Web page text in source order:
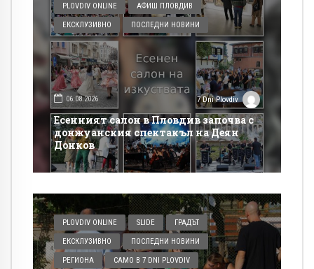
PLOVDIV ONLINE АФИШ ПЛОВДИВ
ЕКСКЛУЗИВНО ПОСЛЕДНИ НОВИНИ
06.08.2026 7 Dni Plovdiv
Есенният салон в Пловдив започва с
донжуанския спектакъл на Деян
Донков
PLOVDIV ONLINE SLIDE ГРАДЪТ
ЕКСКЛУЗИВНО ПОСЛЕДНИ НОВИНИ
РЕГИОНА САМО В 7 DNI PLOVDIV